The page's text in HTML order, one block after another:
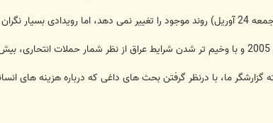
است.
گزارشگر ما، با درنظر گرفتن بحث های داغی که درباره هزینه های